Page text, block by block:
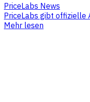
PriceLabs News
PriceLabs gibt
Mehr lesen